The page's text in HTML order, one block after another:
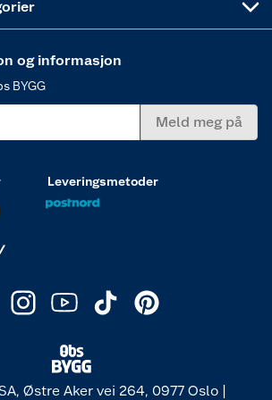
og informasjon
BYGG
Meld meg på
Leveringsmetoder
Østre Aker vei 264, 0977 Oslo |